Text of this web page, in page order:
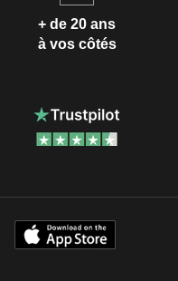
+ de 20 ans
à vos côtés